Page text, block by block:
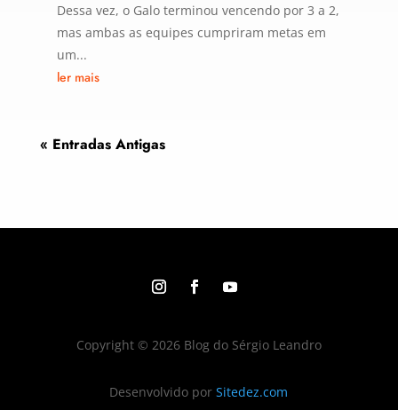
Dessa vez, o Galo terminou vencendo por 3 a 2,
mas ambas as equipes cumpriram metas em
um...
ler mais
« Entradas Antigas
Copyright © 2026 Blog do Sérgio Leandro
Desenvolvido porSitedez.com